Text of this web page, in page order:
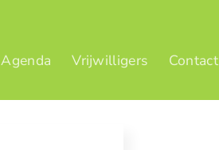
Agenda Vrijwilligers Contact